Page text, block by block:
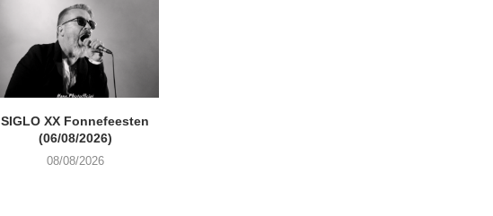
SIGLO XX Fonnefeesten
(06/08/2026)
08/08/2026